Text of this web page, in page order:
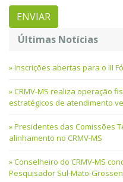
Últimas Notícias
Inscrições abertas para o III
CRMV-MS realiza operação
estratégicos de atendimento
Presidentes das Comissões
alinhamento no CRMV-MS
Conselheiro do CRMV-MS
Pesquisador Sul-Mato-